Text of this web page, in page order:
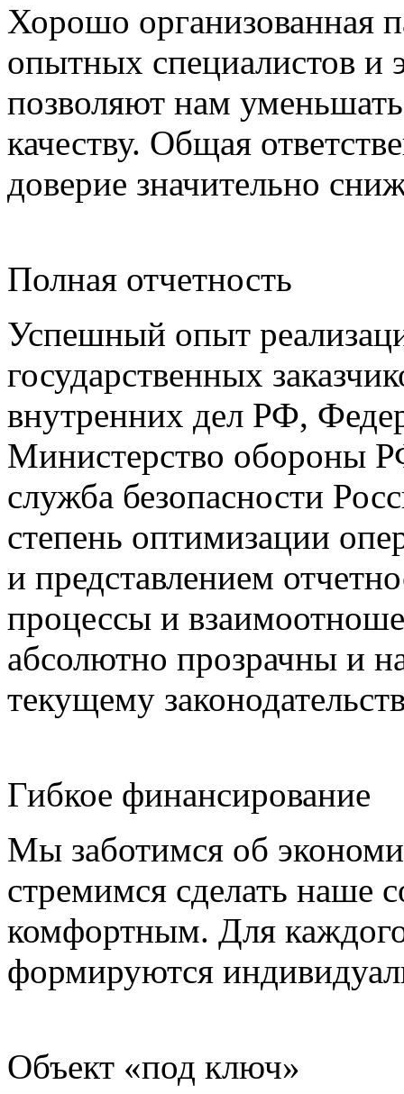
Хорошо организованная
опытных специалистов и
позволяют нам
качеству. Общая
доверие значительно
Полная отчетность
Успешный опыт
государственных
внутренних дел РФ,
Министерство обороны
служба безопасности
степень оптимизации
и представлением
процессы и
абсолютно прозрачны и
текущему
Гибкое финансирование
Мы заботимся об
стремимся сделать наше
комфортным. Для каждого
формируются
Объект «под ключ»